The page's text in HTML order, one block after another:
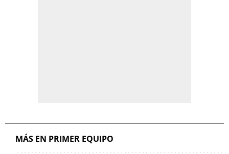
MÁS EN PRIMER EQUIPO